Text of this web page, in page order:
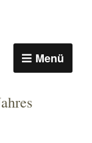
Menü